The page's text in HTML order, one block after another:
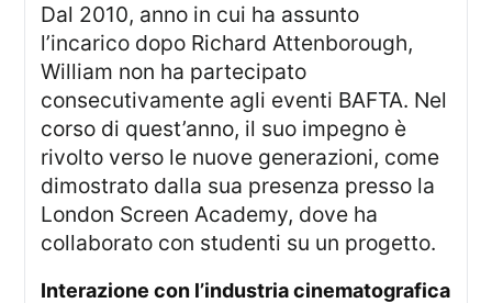
Dal 2010, anno in cui ha assunto
l’incarico dopo Richard Attenborough,
William non ha partecipato
consecutivamente agli eventi BAFTA. Nel
corso di quest’anno, il suo impegno è
rivolto verso le nuove generazioni, come
dimostrato dalla sua presenza presso la
London Screen Academy, dove ha
collaborato con studenti su un progetto.
interazione con l’industria cinematografica